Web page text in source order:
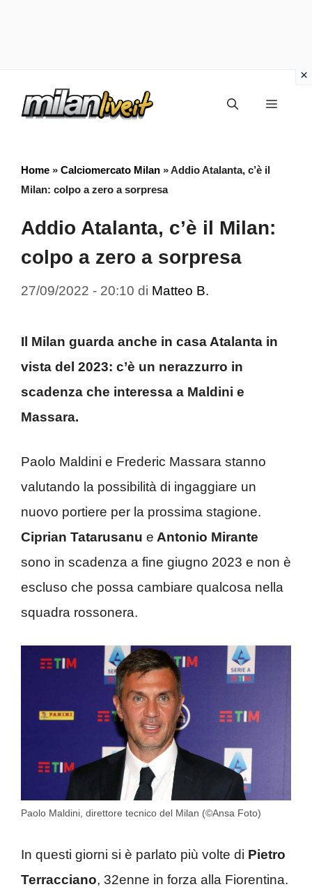
Menu
Home » Calciomercato Milan »Addio Atalanta, c’è il
Milan: colpo a zero a sorpresa
Addio Atalanta, c’è il Milan:
colpo a zero a sorpresa
27/09/2022 - 20:10 di Matteo B.
Il Milan guarda anche in casa Atalanta in
vista del 2023: c’è un nerazzurro in
scadenza che interessa a Maldini e
Massara.
Paolo Maldini e Frederic Massara stanno
valutando la possibilità di ingaggiare un
nuovo portiere per la prossima stagione.
Ciprian Tatarusanu e Antonio Mirante
sono in scadenza a fine giugno 2023 e non è
escluso che possa cambiare qualcosa nella
squadra rossonera.
Paolo Maldini, direttore tecnico del Milan (©Ansa Foto)
In questi giorni si è parlato più volte di Pietro
Terracciano, 32enne in forza alla Fiorentina.